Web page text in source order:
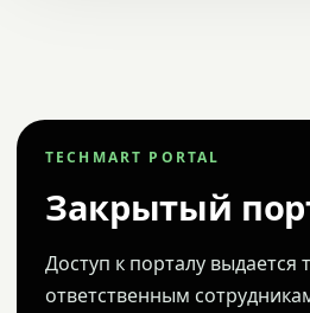
TECHMART PORTAL
Закрытый
Доступ к порталу выдается
ответственным